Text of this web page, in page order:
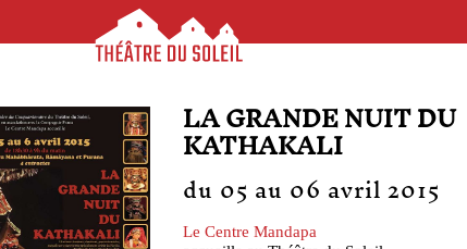
LA GRANDE NUIT DU
KATHAKALI
du 05 au 06 avril 2015
Le Centre Mandapa